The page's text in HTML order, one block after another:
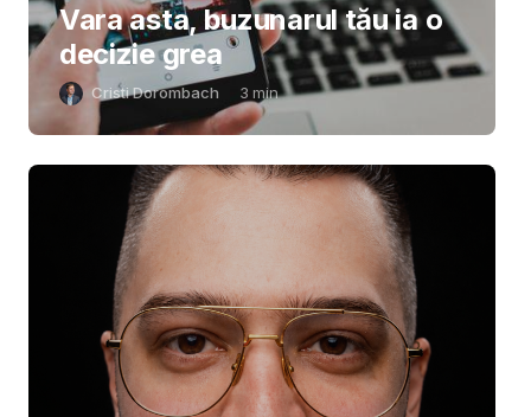
Vara asta, buzunarul tău ia o
decizie grea
Cristi Dorombach 3 min